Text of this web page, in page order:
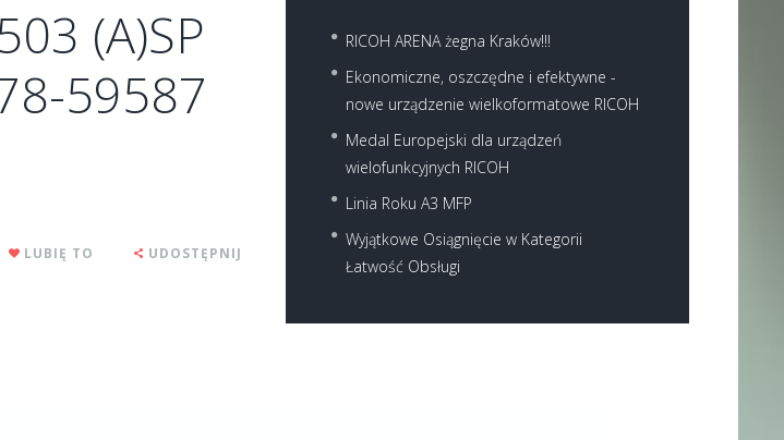
(A)SP
59587
LUBIĘ TO UDOSTĘPNIJ
RICOH ARENA żegna Kraków!!!
Ekonomiczne, oszczędne i efektywne -
nowe urządzenie wielkoformatowe RICOH
Medal Europejski dla urządzeń
wielofunkcyjnych RICOH
Linia Roku A3 MFP
Wyjątkowe Osiągnięcie w Kategorii
Łatwość Obsługi